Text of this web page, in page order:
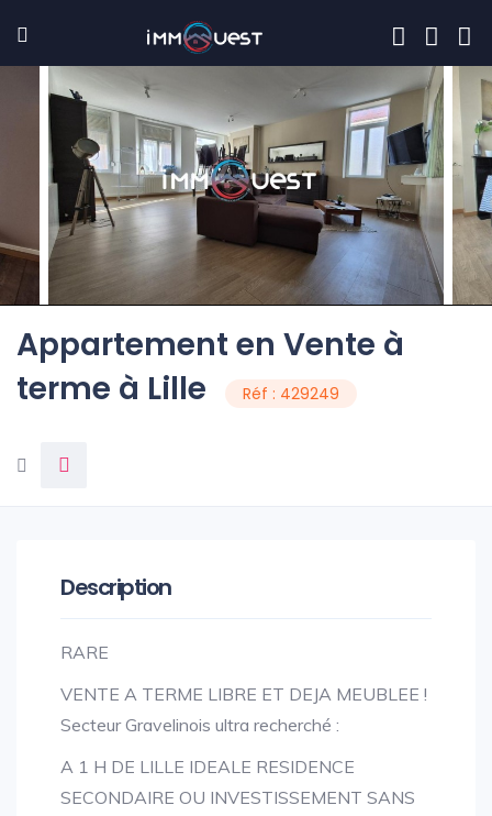
Appartement en Vente à
terme à Lille
Réf : 429249
Description
RARE
VENTE A TERME LIBRE ET DEJA MEUBLEE !
Secteur Gravelinois ultra recherché :
A 1 H DE LILLE IDEALE RESIDENCE
SECONDAIRE OU INVESTISSEMENT SANS